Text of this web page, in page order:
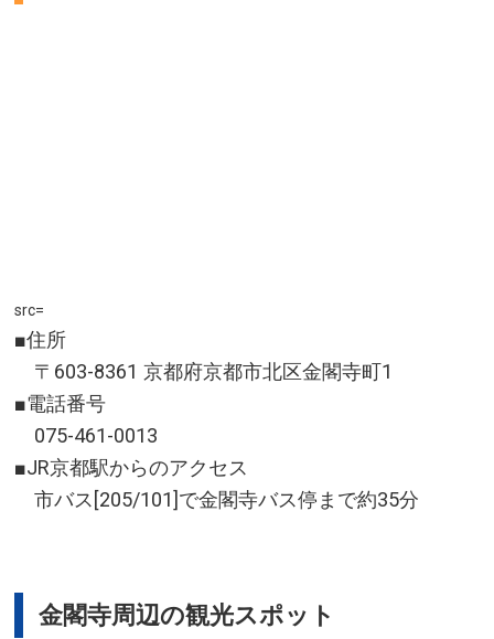
src=
■住所
〒603-8361 京都府京都市北区金閣寺町1
■電話番号
075-461-0013
■JR京都駅からのアクセス
市バス[205/101]で金閣寺バス停まで約35分
金閣寺周辺の観光スポット